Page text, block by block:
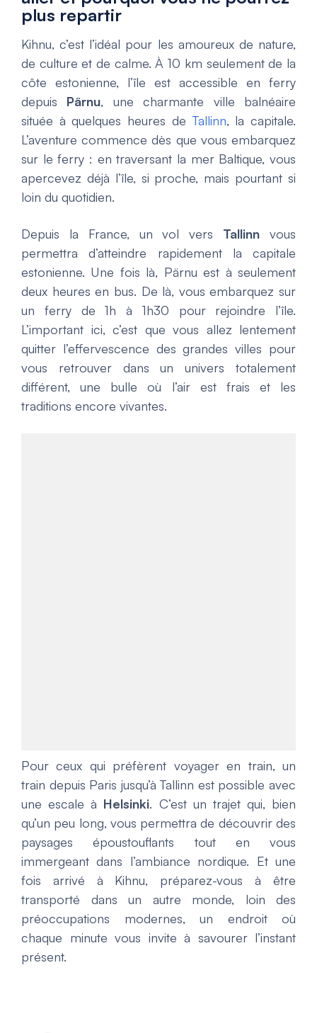
plus repartir
Kihnu, c’est l’idéal pour les amoureux de nature,
de culture et de calme. À 10 km seulement de la
côte estonienne, l’île est accessible en ferry
depuis Pärnu, une charmante ville balnéaire
située à quelques heures deTallinn, la capitale.
L’aventure commence dès que vous embarquez
sur le ferry : en traversant la mer Baltique, vous
apercevez déjà l’île, si proche, mais pourtant si
loin du quotidien.
Depuis la France, un vol vers Tallinn vous
permettra d’atteindre rapidement la capitale
estonienne. Une fois là, Pärnu est à seulement
deux heures en bus. De là, vous embarquez sur
un ferry de 1h à 1h30 pour rejoindre l’île.
L’important ici, c’est que vous allez lentement
quitter l’effervescence des grandes villes pour
vous retrouver dans un univers totalement
différent, une bulle où l’air est frais et les
traditions encore vivantes.
Pour ceux qui préfèrent voyager en train, un
train depuis Paris jusqu’à Tallinn est possible avec
une escale à Helsinki. C’est un trajet qui, bien
qu’un peu long, vous permettra de découvrir des
paysages époustouflants tout en vous
immergeant dans l’ambiance nordique. Et une
fois arrivé à Kihnu, préparez-vous à être
transporté dans un autre monde, loin des
préoccupations modernes, un endroit où
chaque minute vous invite à savourer l’instant
présent.